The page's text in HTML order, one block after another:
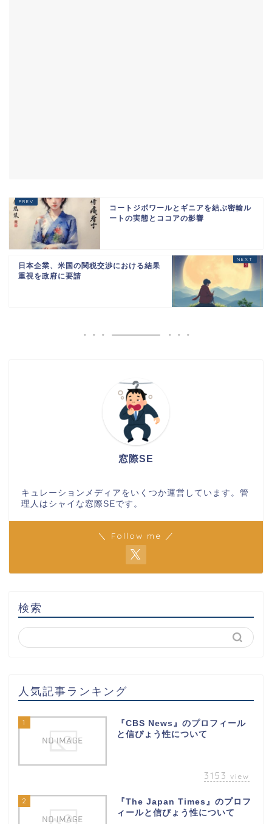
コートジボワールとギニアを結ぶ密輸ル
ートの実態とココアの影響
日本企業、米国の関税交渉における結果
重視を政府に要請
窓際SE
キュレーションメディアをいくつか運営しています。管
理人はシャイな窓際SEです。
＼ Follow me ／
検索
人気記事ランキング
1
『CBS News』のプロフィール
と信ぴょう性について
3153 view
2
『The Japan Times』のプロフ
ィールと信ぴょう性について